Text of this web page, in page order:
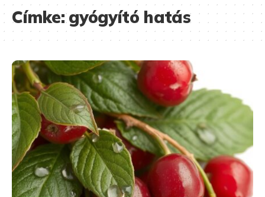
Címke:gyógyító hatás